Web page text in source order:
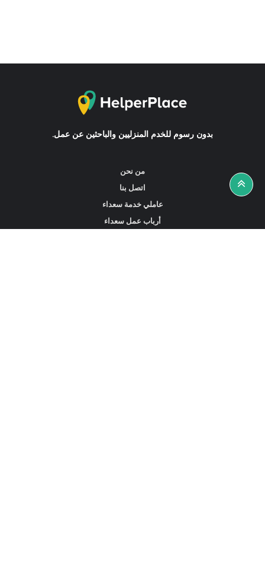
بدون رسوم للخدم المنزليين والباحثين عن عمل.
من نحن
اتصل بنا
عاملي خدمة سعداء
أرباب عمل سعداء